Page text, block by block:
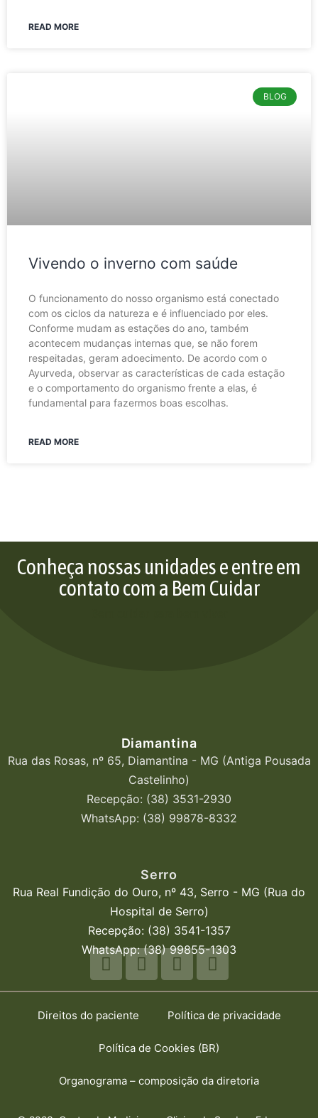
READ MORE
BLOG
Vivendo o inverno com saúde
O funcionamento do nosso organismo está conectado
com os ciclos da natureza e é influenciado por eles.
Conforme mudam as estações do ano, também
acontecem mudanças internas que, se não forem
respeitadas, geram adoecimento. De acordo com o
Ayurveda, observar as características de cada estação
e o comportamento do organismo frente a elas, é
fundamental para fazermos boas escolhas.
READ MORE
Conheça nossas unidades e entre em
contato com a Bem Cuidar
Diamantina
Rua das Rosas, nº 65, Diamantina - MG (Antiga Pousada
Castelinho)
Recepção: (38) 3531-2930
WhatsApp: (38) 99878-8332
Serro
Rua Real Fundição do Ouro, nº 43, Serro - MG (Rua do
Hospital de Serro)
Recepção: (38) 3541-1357
WhatsApp: (38) 99855-1303
Direitos do paciente Política de privacidade
Política de Cookies (BR)
Organograma – composição da diretoria